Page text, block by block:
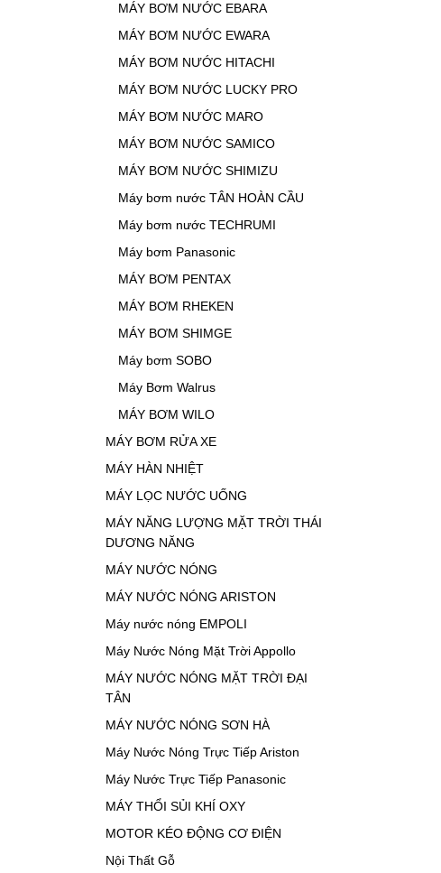
MÁY BƠM NƯỚC EBARA
MÁY BƠM NƯỚC EWARA
MÁY BƠM NƯỚC HITACHI
MÁY BƠM NƯỚC LUCKY PRO
MÁY BƠM NƯỚC MARO
MÁY BƠM NƯỚC SAMICO
MÁY BƠM NƯỚC SHIMIZU
Máy bơm nước TÂN HOÀN CẦU
Máy bơm nước TECHRUMI
Máy bơm Panasonic
MÁY BƠM PENTAX
MÁY BƠM RHEKEN
MÁY BƠM SHIMGE
Máy bơm SOBO
Máy Bơm Walrus
MÁY BƠM WILO
MÁY BƠM RỬA XE
MÁY HÀN NHIỆT
MÁY LỌC NƯỚC UỐNG
MÁY NĂNG LƯỢNG MẶT TRỜI THÁI
DƯƠNG NĂNG
MÁY NƯỚC NÓNG
MÁY NƯỚC NÓNG ARISTON
Máy nước nóng EMPOLI
Máy Nước Nóng Mặt Trời Appollo
MÁY NƯỚC NÓNG MẶT TRỜI ĐẠI
TÂN
MÁY NƯỚC NÓNG SƠN HÀ
Máy Nước Nóng Trực Tiếp Ariston
Máy Nước Trực Tiếp Panasonic
MÁY THỔI SỦI KHÍ OXY
MOTOR KÉO ĐỘNG CƠ ĐIỆN
Nội Thất Gỗ